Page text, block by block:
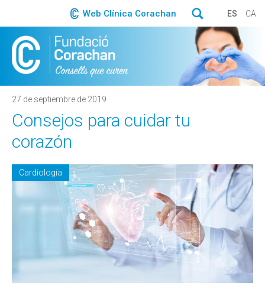
Web Clínica Corachan ES CA
27 de septiembre de 2019
Consejos para cuidar tu
corazón
Cardiología